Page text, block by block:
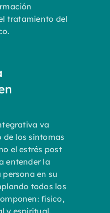
tratamiento del
va
de los síntomas
el estrés post
entender la
en su
todos los
físico,